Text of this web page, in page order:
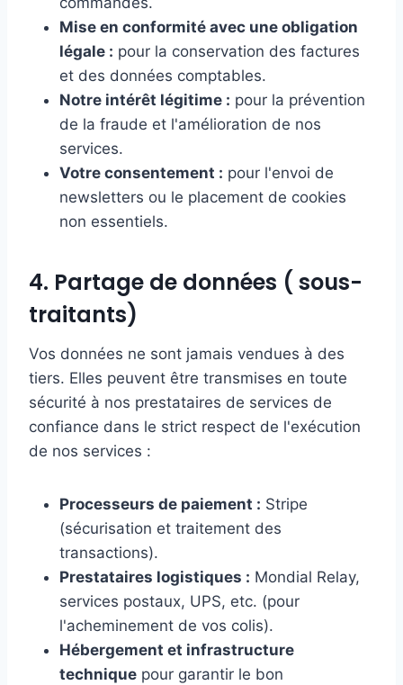
Mise en conformité avec une obligation
légale : pour la conservation des factures
et des données comptables.
Notre intérêt légitime : pour la prévention
de la fraude et l'amélioration de nos
services.
Votre consentement : pour l'envoi de
newsletters ou le placement de cookies
non essentiels.
4. Partage de données ( sous-
traitants)
Vos données ne sont jamais vendues à des
tiers. Elles peuvent être transmises en toute
sécurité à nos prestataires de services de
confiance dans le strict respect de l'exécution
de nos services :
Processeurs de paiement : Stripe
(sécurisation et traitement des
transactions).
Prestataires logistiques : Mondial Relay,
services postaux, UPS, etc. (pour
l'acheminement de vos colis).
Hébergement et infrastructure
technique pour garantir le bon